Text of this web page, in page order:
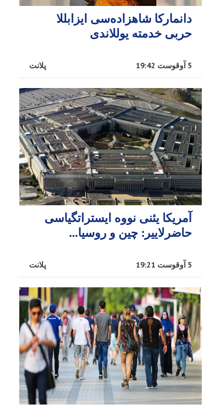
دانمارکا شاهزاده‌سی ایزابللا
حربی خدمته یوللاندی
پلانت 5 آوقوست 19:42
آمریکا یئنی نووه ایستراتگیاسی
حاضرلاییر: چین و روسیا...
پلانت 5 آوقوست 19:21